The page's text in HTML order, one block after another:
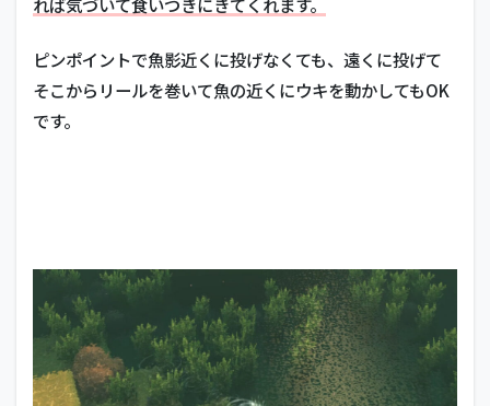
ピンポイントで魚影近くに投げなくても、遠くに投げて
そこからリールを巻いて魚の近くにウキを動かしてもOK
です。